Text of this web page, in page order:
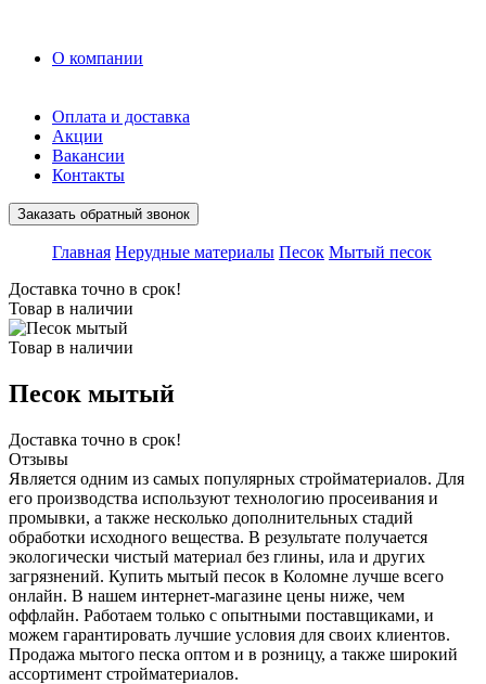
О компании
Оплата и доставка
Акции
Вакансии
Контакты
Заказать обратный звонок
Главная Нерудные материалы Песок Мытый песок
Доставка точно в срок!
Товар в наличии
Товар в наличии
Песок мытый
Доставка точно в срок!
Отзывы
Является одним из самых популярных стройматериалов. Для
его производства используют технологию просеивания и
промывки, а также несколько дополнительных стадий
обработки исходного вещества. В результате получается
экологически чистый материал без глины, ила и других
загрязнений. Купить мытый песок в Коломне лучше всего
онлайн. В нашем интернет-магазине цены ниже, чем
оффлайн. Работаем только с опытными поставщиками, и
можем гарантировать лучшие условия для своих клиентов.
Продажа мытого песка оптом и в розницу, а также широкий
ассортимент стройматериалов.